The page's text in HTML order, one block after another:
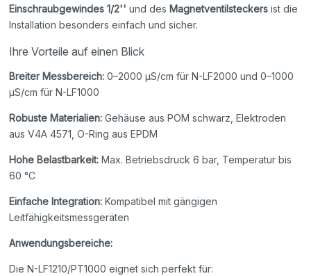
Einschraubgewindes 1/2'' und des Magnetventilsteckers ist die
Installation besonders einfach und sicher.
Ihre Vorteile auf einen Blick
Breiter Messbereich: 0–2000 µS/cm für N-LF2000 und 0–1000
µS/cm für N-LF1000
Robuste Materialien: Gehäuse aus POM schwarz, Elektroden
aus V4A 4571, O-Ring aus EPDM
Hohe Belastbarkeit: Max. Betriebsdruck 6 bar, Temperatur bis
60 °C
Einfache Integration: Kompatibel mit gängigen
Leitfähigkeitsmessgeräten
Anwendungsbereiche:
Die N-LF1210/PT1000 eignet sich perfekt für: